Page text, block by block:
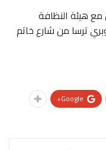
مع هيئة النظافة
ترسا من شارع خاتم
Google+